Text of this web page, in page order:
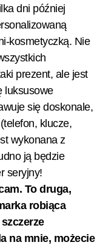
dni później
kosmetyczką. Nie
prezent, ale jest
luksusowe
się doskonale,
klucze,
wykonana z
ją będzie
seryjny!
To druga,
robiąca
na mnie, możecie